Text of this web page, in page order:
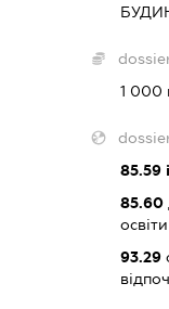
1 000
85.59
85.60
освіти
93.29